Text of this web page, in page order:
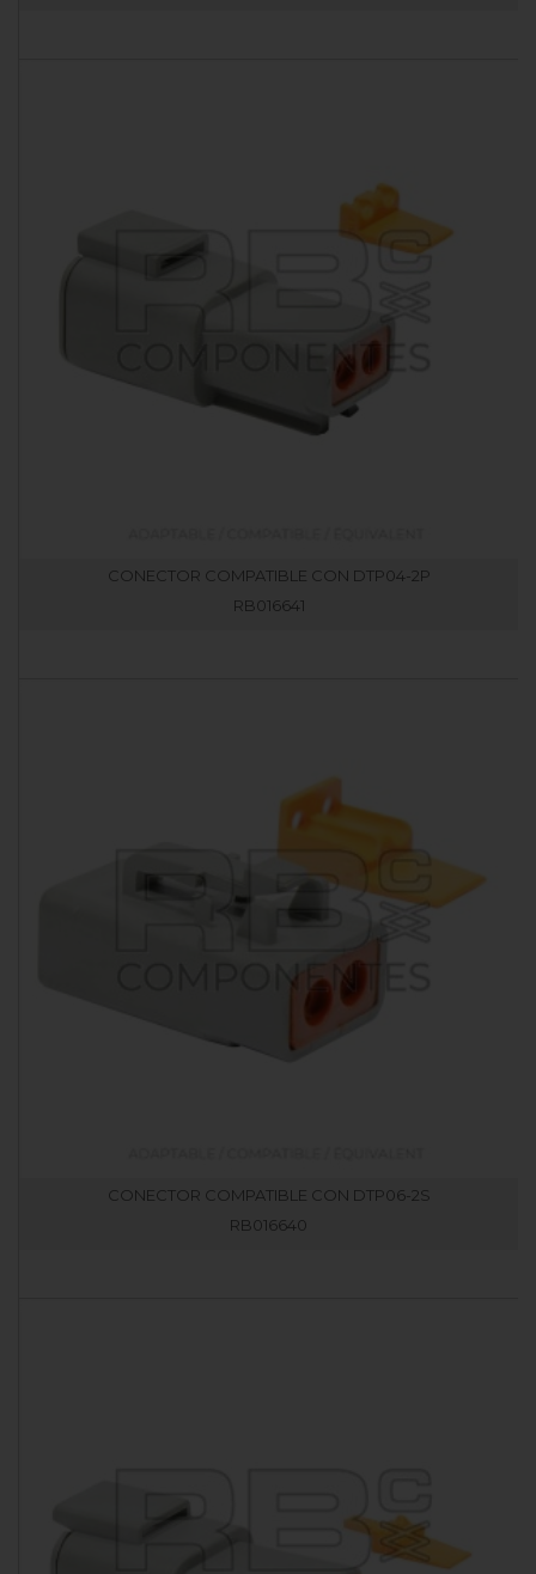
CONECTOR COMPATIBLE CON DTP04-2P
RB016641
CONECTOR COMPATIBLE CON DTP06-2S
RB016640